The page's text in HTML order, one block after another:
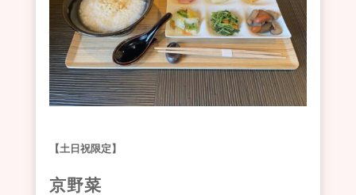
【土日祝限定】
京野菜